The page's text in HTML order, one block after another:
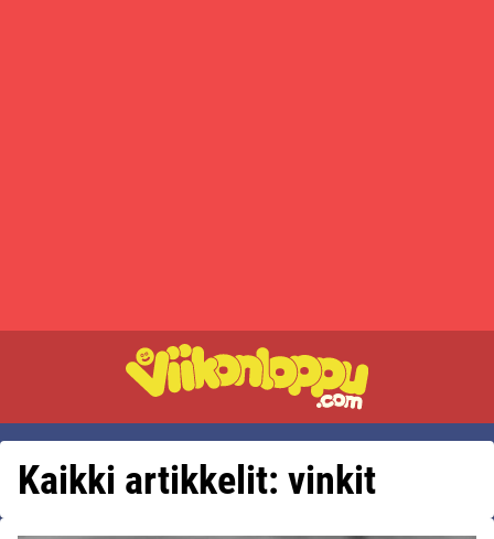
Kaikki artikkelit: vinkit